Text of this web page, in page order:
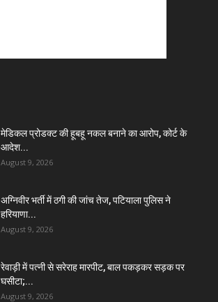
मेडिकल प्रोडक्ट की हूबहू नकल बनाने का आरोप, कोर्ट के
आदेश...
August 9, 2026
अग्निवीर भर्ती में ठगी की जांच तेज, पटियाला पुलिस ने
हरियाणा...
August 9, 2026
रेवाड़ी में पत्नी से सरेराह मारपीट, बाल पकड़कर सड़क पर
घसीटा;...
August 9, 2026